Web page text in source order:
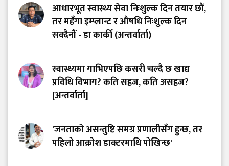
आधारभूत स्वास्थ्य सेवा निःशुल्क दिन तयार छौं,
तर महँगा इम्प्लान्ट र औषधि निःशुल्क दिन
सक्दैनौं - डा कार्की (अन्तर्वार्ता)
स्वास्थ्यमा गाभिएपछि कसरी चल्दै छ खाद्य
प्रविधि विभाग? कति सहज, कति असहज?
[अन्तर्वार्ता]
'जनताको असन्तुष्टि समग्र प्रणालीसँग हुन्छ, तर
पहिलो आक्रोश डाक्टरमाथि पोखिन्छ'